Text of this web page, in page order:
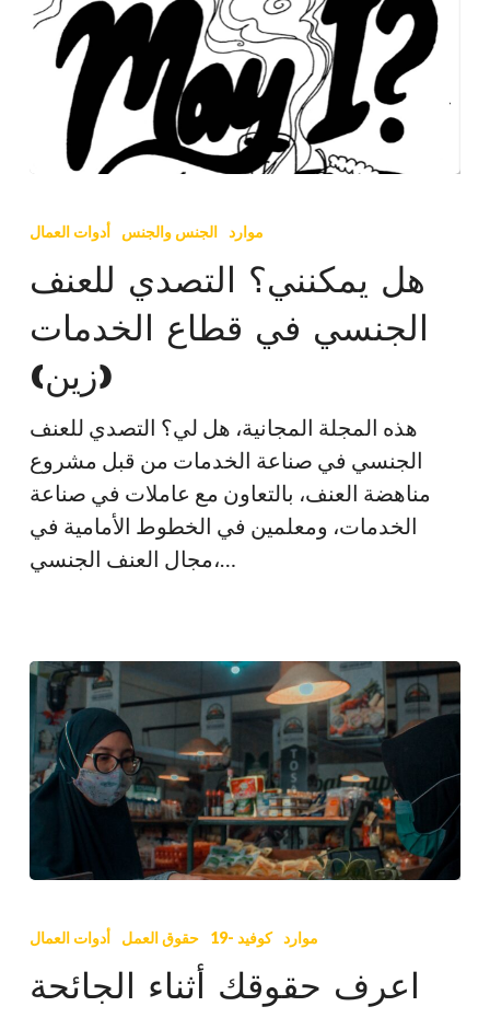
يمكنني؟
للعنف
الجنسي
قطاع
الخدمات
(زين)
أدوات العمال الجنس والجنس موارد
هل يمكنني؟ التصدي للعنف
الجنسي في قطاع الخدمات
(زين)
هذه المجلة المجانية، هل لي؟ التصدي للعنف
الجنسي في صناعة الخدمات من قبل مشروع
مناهضة العنف، بالتعاون مع عاملات في صناعة
الخدمات، ومعلمين في الخطوط الأمامية في
مجال العنف الجنسي،…
حقوقك
الجائحة
أدوات العمال حقوق العمل كوفيد -19 موارد
اعرف حقوقك أثناء الجائحة